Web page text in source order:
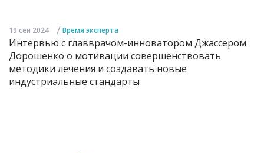
19 сен 2024 / Время эксперта
Интервью с главврачом-инноватором Джассером
Дорошенко о мотивации совершенствовать
методики лечения и создавать новые
индустриальные стандарты